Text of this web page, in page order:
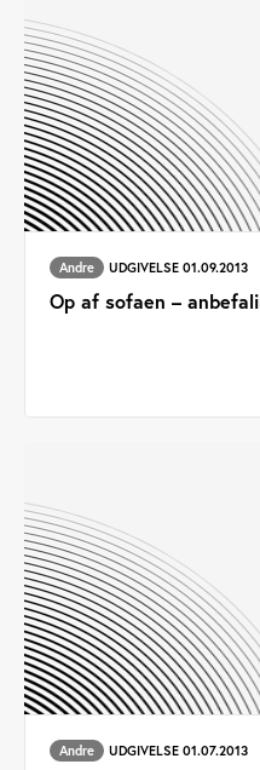
Andre UDGIVELSE 01.09.2013
Op af sofaen –
Andre UDGIVELSE 01.07.2013